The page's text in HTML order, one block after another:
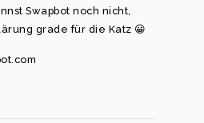
Swapbot noch nicht,
grade für die Katz 😀